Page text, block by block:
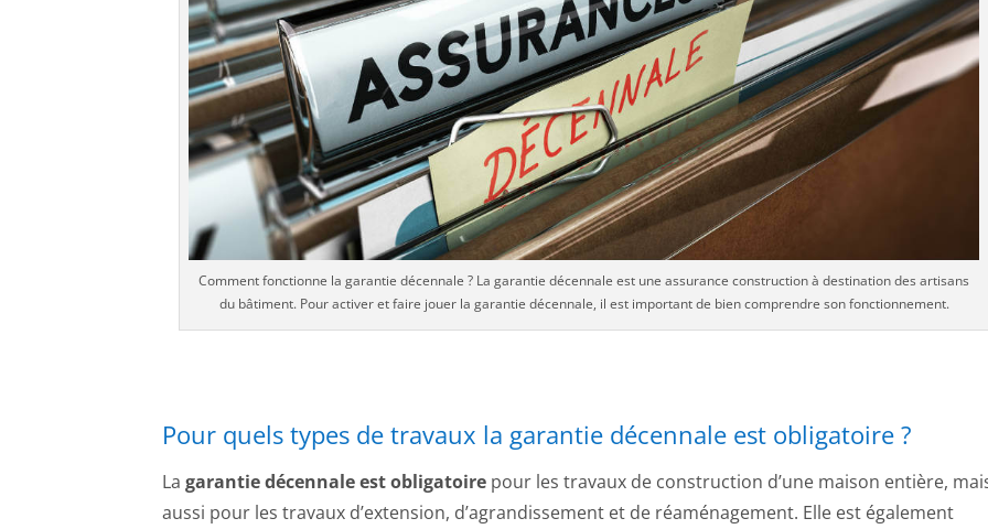
Comment fonctionne la garantie décennale ? La garantie décennale est une assurance construction à destination des artisans
du bâtiment. Pour activer et faire jouer la garantie décennale, il est important de bien comprendre son fonctionnement.
Pour quels types de travaux la garantie décennale est obligatoire ?
La garantie décennale est obligatoire pour les travaux de construction d’une maison entière,
aussi pour les travaux d’extension, d’agrandissement et de réaménagement. Elle est également